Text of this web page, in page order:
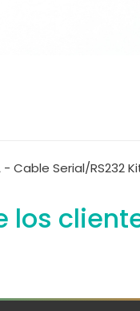
- Cable Serial/RS232
los